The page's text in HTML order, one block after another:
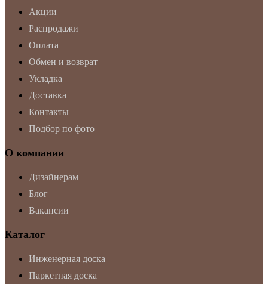
Акции
Распродажи
Оплата
Обмен и возврат
Укладка
Доставка
Контакты
Подбор по фото
О компании
Дизайнерам
Блог
Вакансии
Каталог
Инженерная доска
Паркетная доска